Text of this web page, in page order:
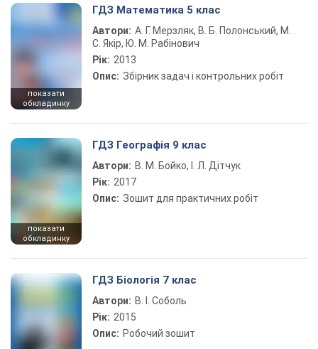
показати
обкладинку
ГДЗ Математика 5 клас
Автори: А. Г. Мерзляк, В. Б. Полонський, М.
С. Якір, Ю. М. Рабінович
Рік: 2013
Опис: Збірник задач і контрольних робіт
показати
обкладинку
ГДЗ Географія 9 клас
Автори: В. М. Бойко, І. Л. Дітчук
Рік: 2017
Опис: Зошит для практичних робіт
ГДЗ Біологія 7 клас
Автори: В. І. Соболь
Рік: 2015
Опис: Робочий зошит